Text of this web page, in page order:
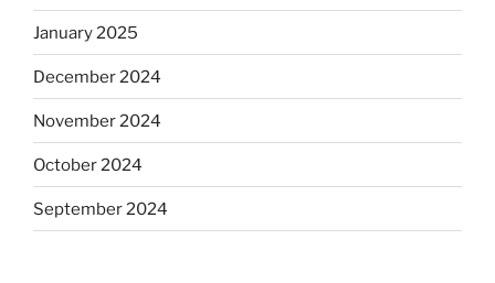
January 2025
December 2024
November 2024
October 2024
September 2024